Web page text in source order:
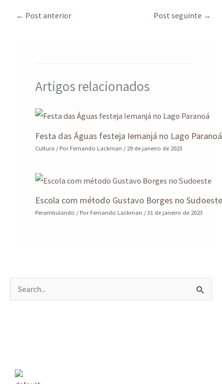
sA
e
← Post anterior Post seguinte →
Artigos relacionados
Festa das Águas festeja Iemanjá no Lago Paranoá
Cultura / PorFernando Lackman /29 de janeiro de 2023
Escola com método Gustavo Borges no
Perambulando / PorFernando Lackman /31 de janeiro de 2023